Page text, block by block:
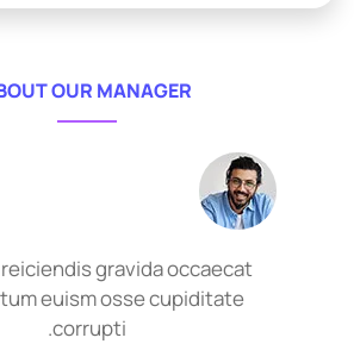
OUR MANAGER
reiciendis gravida occaecat
euism osse cupiditate
corrupti.